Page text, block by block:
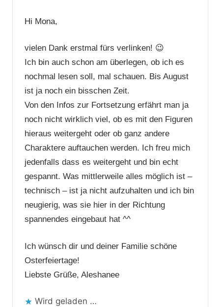
Hi Mona,
vielen Dank erstmal fürs verlinken! 😉
Ich bin auch schon am überlegen, ob ich es
nochmal lesen soll, mal schauen. Bis August
ist ja noch ein bisschen Zeit.
Von den Infos zur Fortsetzung erfährt man ja
noch nicht wirklich viel, ob es mit den Figuren
hieraus weitergeht oder ob ganz andere
Charaktere auftauchen werden. Ich freu mich
jedenfalls dass es weitergeht und bin echt
gespannt. Was mittlerweile alles möglich ist –
technisch – ist ja nicht aufzuhalten und ich bin
neugierig, was sie hier in der Richtung
spannendes eingebaut hat ^^
Ich wünsch dir und deiner Familie schöne
Osterfeiertage!
Liebste Grüße, Aleshanee
Wird geladen …